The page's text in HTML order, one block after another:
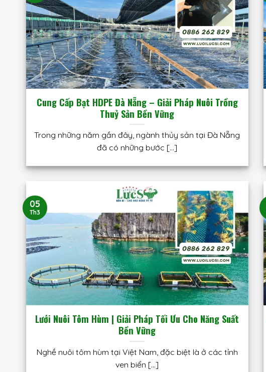
Cung Cấp Bạt HDPE Đà Nẵng – Giải Pháp Nuôi Trồng
Thuỷ Sản Bền Vững
Trong những năm gần đây, ngành thủy sản tại Đà Nẵng
đã có những bước [...]
Lưới Nuôi Tôm Hùm | Giải Pháp Tối Ưu Cho Năng Suất
Bền Vững
Nghề nuôi tôm hùm tại Việt Nam, đặc biệt là ở các tỉnh
ven biển [...]
05
Th3